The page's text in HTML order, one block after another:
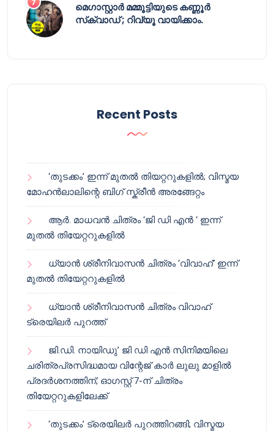
മെഗാസ്റ്റാർ മമ്മൂട്ടിയുടെ കണ്ണൂർ
സ്‌ക്വാഡ് ; റിവ്യൂ വായിക്കാം.
Recent Posts
‘തുടക്കം’ ഇന്ന് മുതൽ തിയറ്ററുകളിൽ; വിസ്മയ
മോഹൻലാലിന്റെ ബിഗ് സ്ക്രീൻ അരങ്ങേറ്റം
ആർ. മാധവൻ ചിത്രം ‘ജി ഡി എൻ ‘ ഇന്ന്
മുതൽ തിയേറ്ററുകളിൽ
ധ്യാൻ ശ്രീനിവാസൻ ചിത്രം ‘വിവാഹ്’ ഇന്ന്
മുതൽ തിയേറ്ററുകളിൽ
ധ്യാൻ ശ്രീനിവാസൻ ചിത്രം വിവാഹ്
ട്രെയിലർ പുറത്ത്
ജി.ഡി. നായിഡു’ ജി ഡി എൻ സിനിമയിലെ
ചരിത്രപ്രസിദ്ധമായ വിന്റേജ് കാർ ലുലു മാളിൽ
പ്രദർശനത്തിന്; ഓഗസ്റ്റ് 7-ന് ചിത്രം
തിയേറ്ററുകളിലേക്ക്
‘തുടക്കം’ ട്രെയിലർ പുറത്തിറങ്ങി; വിസ്മയ